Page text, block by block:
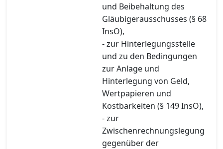
und Beibehaltung des
Gläubigerausschusses (§ 68
InsO),
- zur Hinterlegungsstelle
und zu den Bedingungen
zur Anlage und
Hinterlegung von Geld,
Wertpapieren und
Kostbarkeiten (§ 149 InsO),
- zur
Zwischenrechnungslegung
gegenüber der